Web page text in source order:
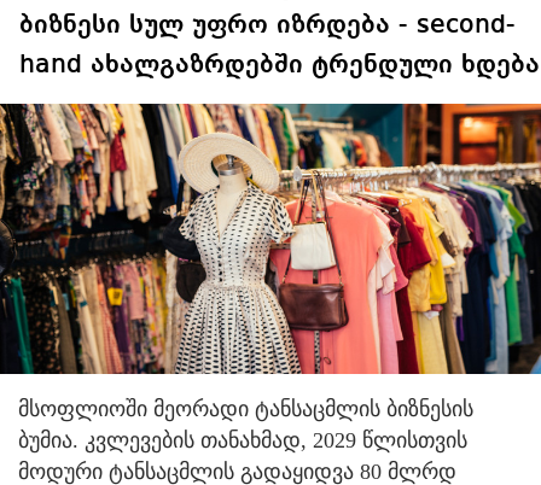
ბიზნესი სულ უფრო იზრდება - second-
hand ახალგაზრდებში ტრენდული ხდება
მსოფლიოში მეორადი ტანსაცმლის ბიზნესის
ბუმია. კვლევების თანახმად, 2029 წლისთვის
მოდური ტანსაცმლის გადაყიდვა 80 მლრდ